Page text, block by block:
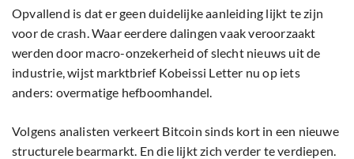
Opvallend is dat er geen duidelijke aanleiding lijkt te zijn
voor de crash. Waar eerdere dalingen vaak veroorzaakt
werden door macro-onzekerheid of slecht nieuws uit de
industrie, wijst marktbrief Kobeissi Letter nu op iets
anders: overmatige hefboomhandel.
Volgens analisten verkeert Bitcoin sinds kort in een nieuwe
structurele bearmarkt. En die lijkt zich verder te verdiepen.